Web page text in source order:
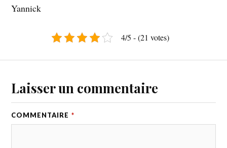
Yannick
4/5 - (21 votes)
Laisser un commentaire
COMMENTAIRE *